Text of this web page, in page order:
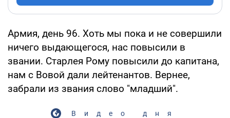
Армия, день 96. Хоть мы пока и не совершили
ничего выдающегося, нас повысили в
звании. Старлея Рому повысили до капитана,
нам с Вовой дали лейтенантов. Вернее,
забрали из звания слово "младший".
Видео дня